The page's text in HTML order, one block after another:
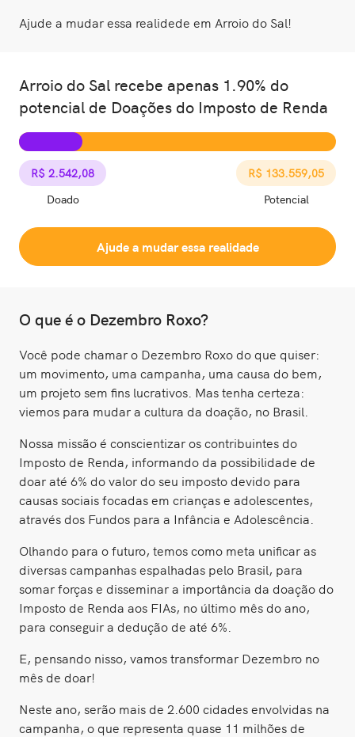
Ajude a mudar essa realidede em Arroio do Sal!
Arroio do Sal recebe apenas 1.90% do
potencial de Doações do Imposto de Renda
R$ 2.542,08
Doado
R$ 133.559,05
Potencial
Ajude a mudar essa realidade
O que é o Dezembro Roxo?
Você pode chamar o Dezembro Roxo do que quiser:
um movimento, uma campanha, uma causa do bem,
um projeto sem fins lucrativos. Mas tenha certeza:
viemos para mudar a cultura da doação, no Brasil.
Nossa missão é conscientizar os contribuintes do
Imposto de Renda, informando da possibilidade de
doar até 6% do valor do seu imposto devido para
causas sociais focadas em crianças e adolescentes,
através dos Fundos para a Infância e Adolescência.
Olhando para o futuro, temos como meta unificar as
diversas campanhas espalhadas pelo Brasil, para
somar forças e disseminar a importância da doação do
Imposto de Renda aos FIAs, no último mês do ano,
para conseguir a dedução de até 6%.
E, pensando nisso, vamos transformar Dezembro no
mês de doar!
Neste ano, serão mais de 2.600 cidades envolvidas na
campanha, o que representa quase 11 milhões de